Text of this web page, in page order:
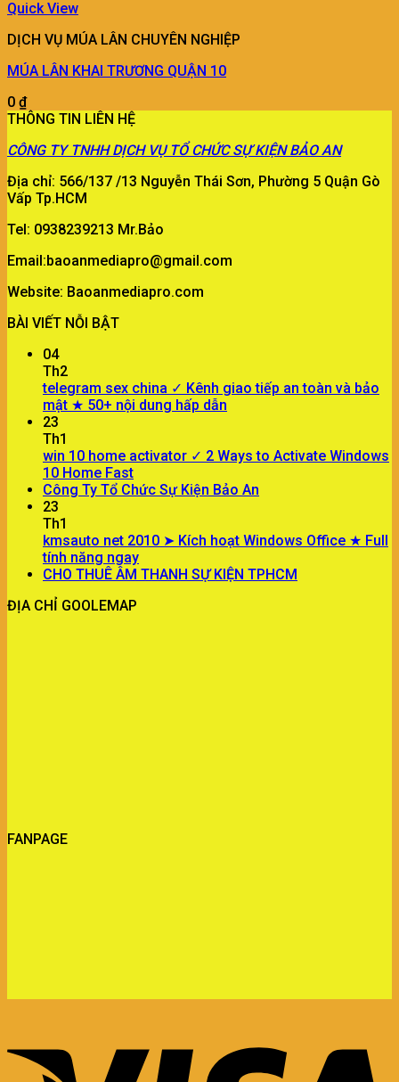
Quick View
DỊCH VỤ MÚA LÂN CHUYÊN NGHIỆP
MÚA LÂN KHAI TRƯƠNG QUẬN 10
0 ₫
THÔNG TIN LIÊN HỆ
CÔNG TY TNHH DỊCH VỤ TỔ CHỨC SỰ KIỆN BẢO AN
Địa chỉ: 566/137 /13 Nguyễn Thái Sơn, Phường 5 Quận Gò
Vấp Tp.HCM
Tel: 0938239213 Mr.Bảo
Email:baoanmediapro@gmail.com
Website: Baoanmediapro.com
BÀI VIẾT NỖI BẬT
04
Th2
telegram sex china ✓ Kênh giao tiếp an toàn và bảo
mật ★ 50+ nội dung hấp dẫn
23
Th1
win 10 home activator ✓ 2 Ways to Activate Windows
10 Home Fast
Công Ty Tổ Chức Sự Kiện Bảo An
23
Th1
kmsauto net 2010 ➤ Kích hoạt Windows Office ★ Full
tính năng ngay
CHO THUÊ ÂM THANH SỰ KIỆN TPHCM
ĐỊA CHỈ GOOLEMAP
FANPAGE